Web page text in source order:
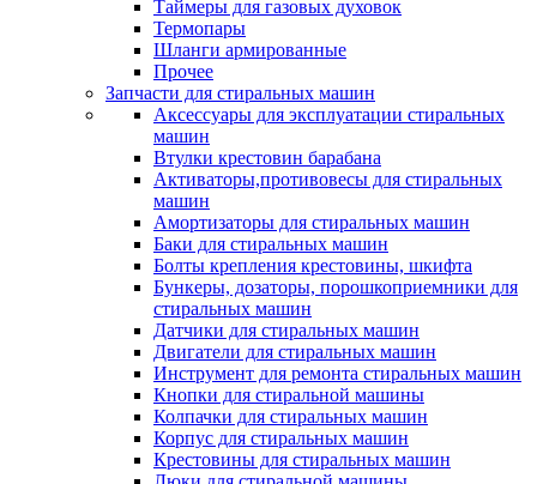
Таймеры для газовых духовок
Термопары
Шланги армированные
Прочее
Запчасти для стиральных машин
Аксессуары для эксплуатации стиральных
машин
Втулки крестовин барабана
Активаторы,противовесы для стиральных
машин
Амортизаторы для стиральных машин
Баки для стиральных машин
Болты крепления крестовины, шкифта
Бункеры, дозаторы, порошкоприемники для
стиральных машин
Датчики для стиральных машин
Двигатели для стиральных машин
Инструмент для ремонта стиральных машин
Кнопки для стиральной машины
Колпачки для стиральных машин
Корпус для стиральных машин
Крестовины для стиральных машин